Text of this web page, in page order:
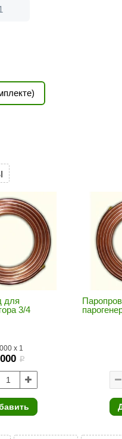
для
3/4
x 1
i